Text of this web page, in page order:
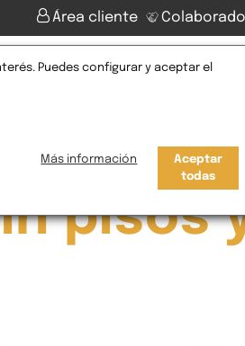
Área cliente
pisos
Puedes configurar y aceptar el
Más información
Aceptar
todas